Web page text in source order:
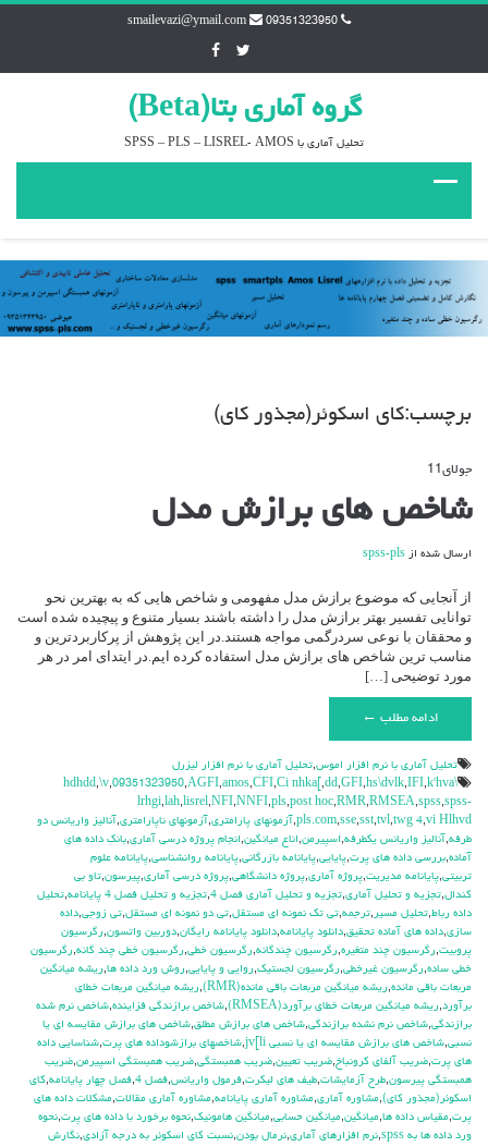
09351323950
smailevazi@ymail.com
گروه آماري بتا(Beta)
تحليل آماري با SPSS – PLS – LISREL- AMOS
برچسب:كاي اسكوئر(مجذور كاي)
جولای11
شاخص
های
مدل
شاخص های برازش مدل
ارسال شده از spss-pls
از آنجایی که موضوع برازش مدل مفهومی و شاخص هایی که به بهترین نحو
توانایی تفسیر بهتر برازش مدل را داشته باشند بسیار متنوع و پیچیده شده است
و محققان با نوعی سردرگمی مواجه هستند.در این پژوهش از پرکاربردترین و
مناسب ترین شاخص های برازش مدل استفاده کرده ایم.در ایتدای امر در هر
مورد توضیحی […]
ادامه مطلب ←
تحليل آماري با نرم افزار اموس,تحليل آماري با نرم افزار ليزرل
\hdhdd
,\v,09351323950,AGFI,amos,CFI,Ci nhka[ ,dd,GFI,hs\dvlk,IFI,k'hva
lrhgi,lah,lisrel,NFI,NNFI,pls,post hoc,RMR,RMSEA,spss,spss-
pls.com,sse,sst,tvl,twg 4,vi Hlhvd
,آزمونهاي پارامتري,آزمونهاي ناپارامتري,آناليز واريانس دو
طرفه,آناليز واريانس يکطرفه,اسپيرمن,اناع ميانگين,انجام پروژه درسي آماري,بانک داده هاي
آماده,بررسي داده هاي پرت,پايايي,پایانامه بازرگانی,پایانامه روانشناسی,پایانامه علوم
تربیتی,پایانامه مدیریت,پروژه آماري,پروژه دانشگاهي,پروژه درسي آماري,پيرسون,تاو بي
کندال,تجزيه و تحليل آماري,تجزيه و تحليل آماري فصل 4 ,تجزيه و تحليل فصل 4 پايانامه ,تحليل
داده رباط,تحليل مسير ,ترجمه,تي تک نمونه اي مستقل,تي دو نمونه اي مستقل,تي زوجي,داده
سازی,داده هاي آماده تحقيق,دانلود پايانامه,دانلود پايانامه رايگان,دوربين واتسون,رگرسيون
پروبيت,رگرسيون چند متغيره,رگرسيون چندگانه,رگرسيون خطي,رگرسيون خطي چند گانه,رگرسيون
خطي ساده,رگرسيون غيرخطي,رگرسيون لجستيک,روايي و پايايي,روش ورد داده ها,ريشه ميانگين
مربعات باقي مانده,ريشه ميانگين مربعات باقي مانده(RMR) ,ريشه ميانگين مربعات خطاي
برآورد,ريشه ميانگين مربعات خطاي برآورد(RMSEA) ,شاخص برازندگي فزاينده,شاخص نرم شده
برازندگي,شاخص نرم نشده برازندگي,شاخص هاي برازش مطلق,شاخص هاي برازش مقايسه اي يا
نسبي,شاخص هاي برازش مقايسه اي يا نسبي jv[li ,شاخصهاي برازشوداده هاي پرت,شناسايي داده
هاي پرت,ضريب آلفاي کرونباخ,ضريب تعيين,ضريب همبستگي,ضريب همبستگي اسپيرمن,ضريب
همبستگي پيرسون,طرح آزمايشات,طيف هاي ليكرت,فرمول واريانس,فصل 4 ,فصل چهار پايانامه,كاي
اسكوئر(مجذور كاي),مشاوره آماري,مشاوره آماري پايانامه,مشاوره آماري مقالات,مشکلات داده هاي
پرت,مقياس داده ها,ميانگين,ميانگين حسابي,ميانگين هامونيک,نحوه برخورد با داده هاي پرت,نحوه
ورد داده ها به spss
,نرم افزارهاي آماري,نرمال بودن,نسبت كاي اسكوئر به درجه آزادي,نگارش